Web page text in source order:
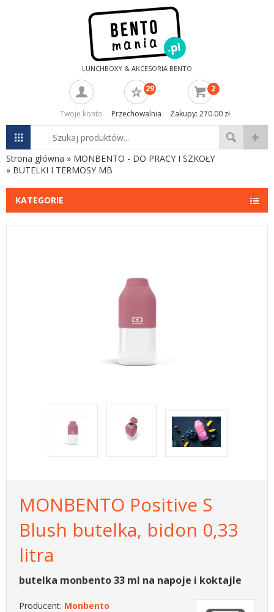
LUNCHBOXY & AKCESORIA BENTO
Twoje konto
29
Przechowalnia
2
Zakupy: 270.00 zł
Strona główna » MONBENTO - DO PRACY I SZKOŁY
» BUTELKI I TERMOSY MB
KATEGORIE
MONBENTO Positive S
Blush butelka, bidon 0,33
litra
butelka monbento 33 ml na napoje i koktajle
Producent: Monbento